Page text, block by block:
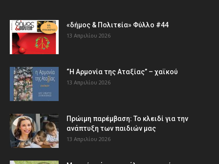
«δήμος & Πολιτεία» Φύλλο #44
13 Απριλίου 2026
“Η Αρμονία της Αταξίας” – χαϊκού
13 Απριλίου 2026
Πρώιμη παρέμβαση: Το κλειδί για την
ανάπτυξη των παιδιών µας
13 Απριλίου 2026